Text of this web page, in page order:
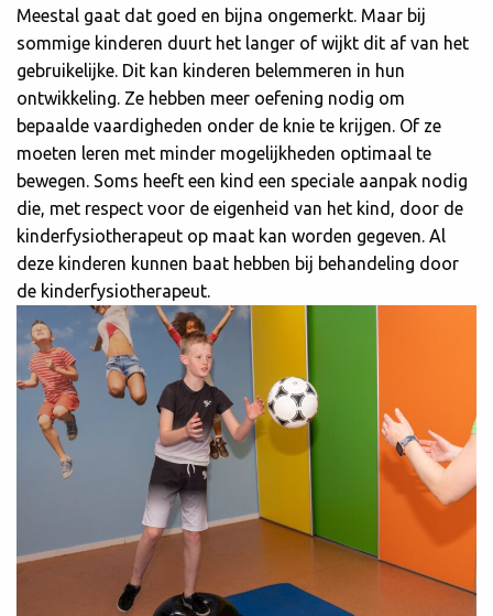
Meestal gaat dat goed en bijna ongemerkt. Maar bij
sommige kinderen duurt het langer of wijkt dit af van het
gebruikelijke. Dit kan kinderen belemmeren in hun
ontwikkeling. Ze hebben meer oefening nodig om
bepaalde vaardigheden onder de knie te krijgen. Of ze
moeten leren met minder mogelijkheden optimaal te
bewegen. Soms heeft een kind een speciale aanpak nodig
die, met respect voor de eigenheid van het kind, door de
kinderfysiotherapeut op maat kan worden gegeven. Al
deze kinderen kunnen baat hebben bij behandeling door
de kinderfysiotherapeut.